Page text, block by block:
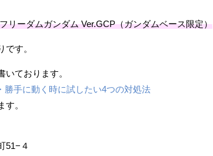
ーダムガンダム Ver.GCP（ガンダムベース限定）
す。
ております。
勝手に動く時に試したい4つの対処法
。
51−４